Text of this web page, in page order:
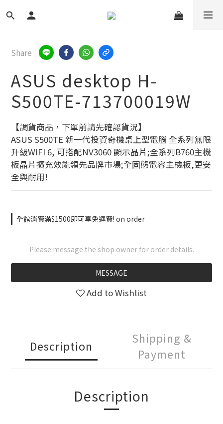
Share
ASUS desktop H-
S500TE-713700019W
【調貨商品，下單前請先確認貨況】
ASUS S500TE 新一代投資奇機桌上型電腦 全系列無限
升級WIFI 6, 可搭配NV3060 顯示晶片;全系列B760主機
板晶片擴充效能領先品牌市場;全固態電容主機板,更安
全與耐用!
全館消費滿$1500即可享免運費! on order
Please message the shop owner for order details.
MESSAGE
Add to Wishlist
Description
Shipping &
Payment
Description